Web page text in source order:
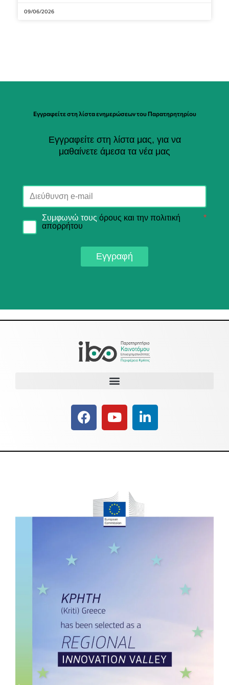
09/06/2026
Εγγραφείτε στη λίστα ενημερώσεων του Παρατηρητηρίου
Εγγραφείτε στη λίστα μας, για να
μαθαίνετε άμεσα τα νέα μας
Συμφωνώ τους όρους και την πολιτική
απορρήτου
*
Εγγραφή